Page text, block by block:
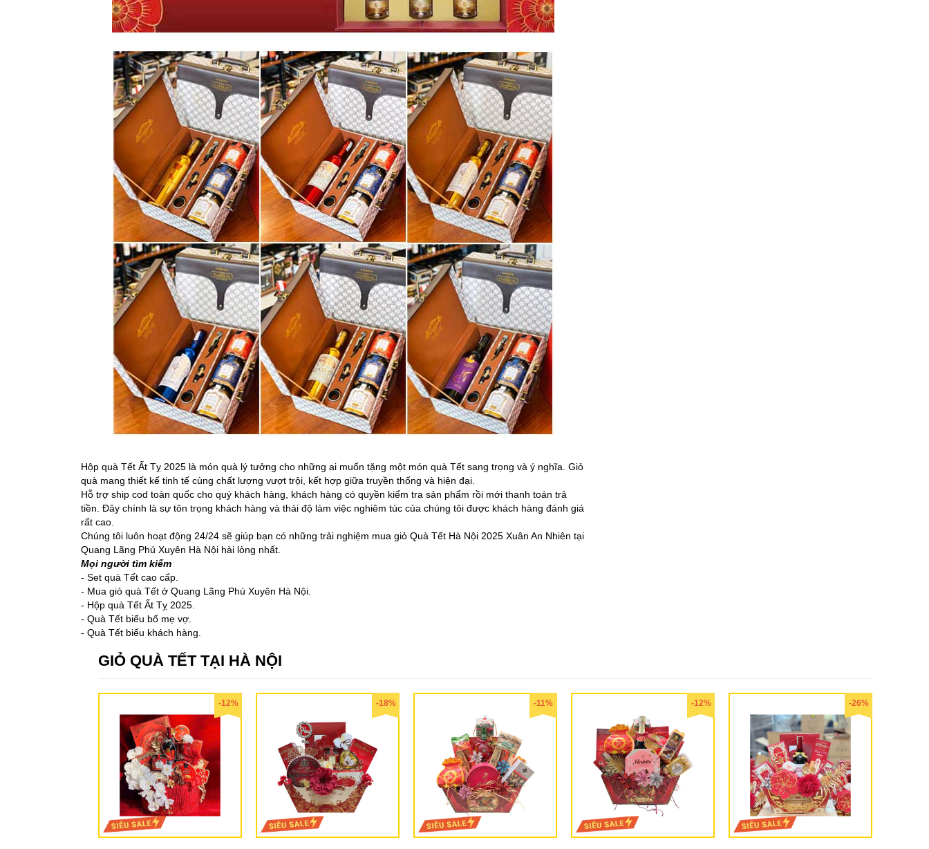
Hộp quà Tết Ất Tỵ 2025 là món quà lý tưởng cho những ai muốn tặng một món quà Tết sang trọng và ý nghĩa. Giỏ
quà mang thiết kế tinh tế cùng chất lượng vượt trội, kết hợp giữa truyền thống và hiện đại.
Hỗ trợ ship cod toàn quốc cho quý khách hàng, khách hàng có quyền kiểm tra sản phẩm rồi mới thanh toán trả
tiền. Đây chính là sự tôn trọng khách hàng và thái độ làm việc nghiêm túc của chúng tôi được khách hàng đánh giá
rất cao.
Chúng tôi luôn hoạt động 24/24 sẽ giúp bạn có những trải nghiệm mua giỏ Quà Tết Hà Nội 2025 Xuân An Nhiên tại
Quang Lãng Phú Xuyên Hà Nội hài lòng nhất.
Mọi người tìm kiếm
- Set quà Tết cao cấp.
- Mua giỏ quà Tết ở Quang Lãng Phú Xuyên Hà Nội.
- Hộp quà Tết Ất Tỵ 2025.
- Quà Tết biếu bố mẹ vợ.
- Quà Tết biếu khách hàng.
GIỎ QUÀ TẾT TẠI HÀ NỘI
-12% -18% -11% -12% -26%